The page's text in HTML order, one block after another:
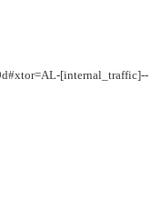
[internal_traffic]--